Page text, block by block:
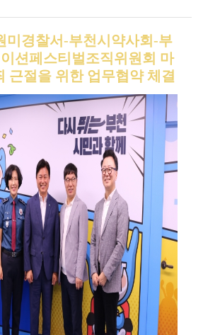
미경찰서-부천시약사회 -부
션페스티벌조직위원회 마
근절을 위한 업무협약 체결